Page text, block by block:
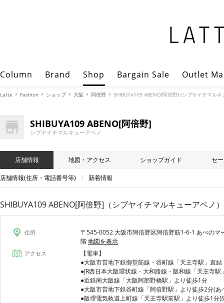
Column Brand Shop Bargain Sale Outlet
Latte Fashion ショップ 大阪 阿倍野 SHIBUYA109 ABENO[阿倍野] (シブヤイチマル
SHIBUYA109 ABENO[阿倍野]
シブヤイチマルキューアベノ
店舗情報 地図・アクセス ショップガイド セ
店舗情報(住所・電話番号等) 新着情報
SHIBUYA109 ABENO[阿倍野]（シブヤイチマルキューアベノ）
住所
〒545-0052 大阪市阿倍野区阿倍野筋1-6-1 あべのマ
階地図を表示
アクセス
【電車】
●大阪市営地下鉄御堂筋線・谷町線「天王寺駅」直結
●JR西日本大阪環状線・大和路線・阪和線「天王寺駅
●近鉄南大阪線「大阪阿部野橋駅」より徒歩1分
●大阪市営地下鉄谷町線「阿倍野駅」より徒歩2分(あ
●阪堺電気軌道上町線「天王寺駅前駅」より徒歩1分(